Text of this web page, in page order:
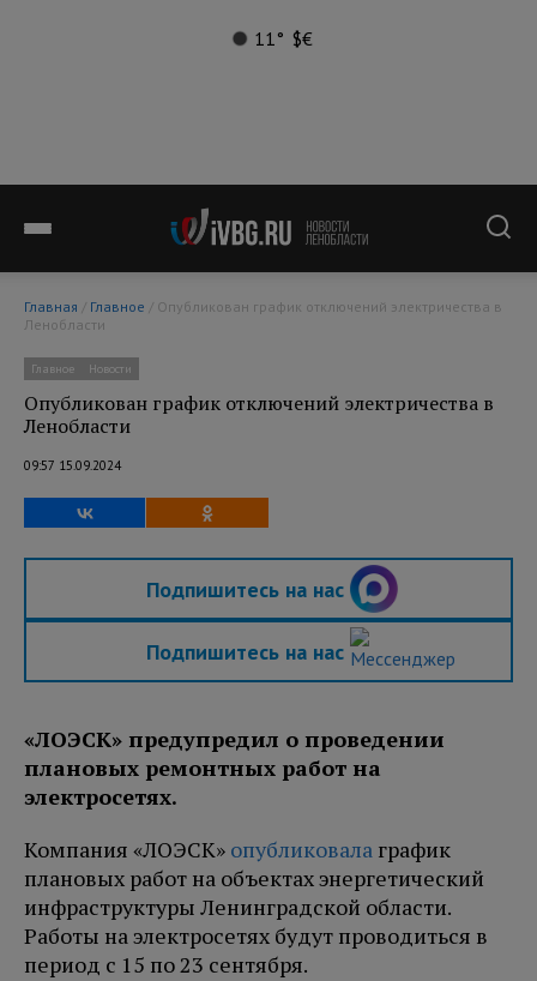
11° $€
Главная / Главное
Ленобласти
Главное Новости
Опубликован график отключений электричества в
Ленобласти
09:57 15.09.2024
Подпишитесь на нас
Подпишитесь на нас
«ЛОЭСК» предупредил о проведении
плановых ремонтных работ на
электросетях.
Компания «ЛОЭСК» опубликовала график
плановых работ на объектах энергетический
инфраструктуры Ленинградской области.
Работы на электросетях будут проводиться в
период с 15 по 23 сентября.